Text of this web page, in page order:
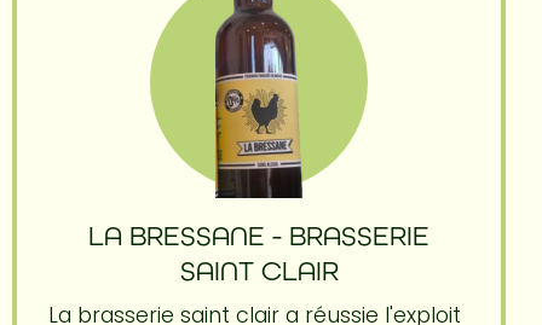
LA BRESSANE - BRASSERIE
SAINT CLAIR
La brasserie saint clair a réussie l'exploit